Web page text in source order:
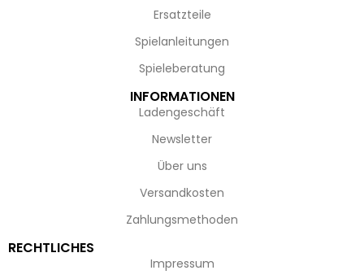
Ersatzteile
Spielanleitungen
Spieleberatung
INFORMATIONEN
Ladengeschäft
Newsletter
Über uns
Versandkosten
Zahlungsmethoden
RECHTLICHES
Impressum